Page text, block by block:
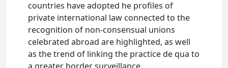
countries have adopted he profiles of
private international law connected to the
recognition of non-consensual unions
celebrated abroad are highlighted, as well
as the trend of linking the practice de qua to